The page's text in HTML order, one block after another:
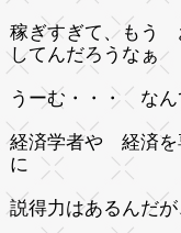
稼ぎすぎて、もう
してんだろうなぁ
うーむ・・・ な
経済学者や 経済を
に
説得力はあるんだ